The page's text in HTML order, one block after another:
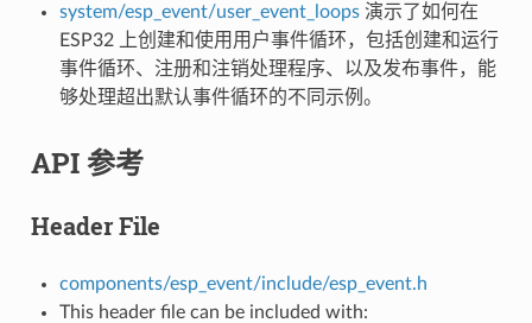
system/esp_event/user_event_loops演示了如何在
ESP32 上创建和使用用户事件循环，包括创建和运行
事件循环、注册和注销处理程序、以及发布事件，能
够处理超出默认事件循环的不同示例。
API 参考
Header File
components/esp_event/include/esp_event.h
This header file can be included with: